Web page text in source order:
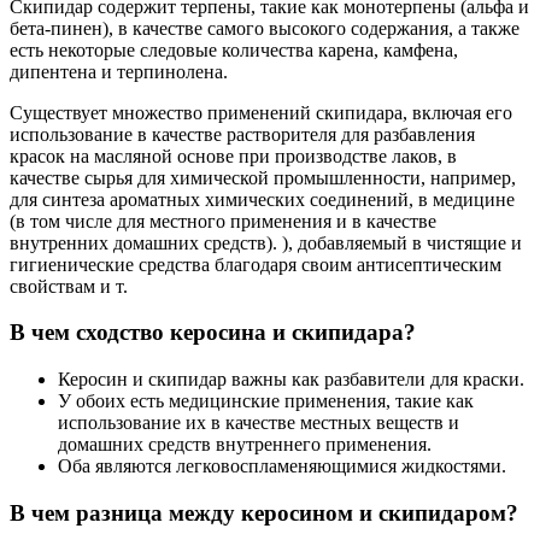
Скипидар содержит терпены, такие как монотерпены (альфа и
бета-пинен), в качестве самого высокого содержания, а также
есть некоторые следовые количества карена, камфена,
дипентена и терпинолена.
Существует множество применений скипидара, включая его
использование в качестве растворителя для разбавления
красок на масляной основе при производстве лаков, в
качестве сырья для химической промышленности, например,
для синтеза ароматных химических соединений, в медицине
(в том числе для местного применения и в качестве
внутренних домашних средств). ), добавляемый в чистящие и
гигиенические средства благодаря своим антисептическим
свойствам и т.
В чем сходство керосина и скипидара?
Керосин и скипидар важны как разбавители для краски.
У обоих есть медицинские применения, такие как
использование их в качестве местных веществ и
домашних средств внутреннего применения.
Оба являются легковоспламеняющимися жидкостями.
В чем разница между керосином и скипидаром?